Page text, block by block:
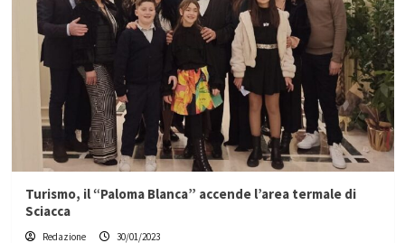
Turismo, il “Paloma Blanca” accende l’area termale di
Sciacca
Redazione 30/01/2023